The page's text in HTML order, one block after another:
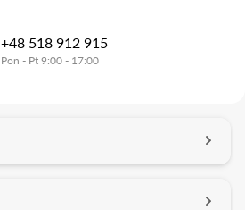
+48 518 912 915
Pon - Pt 9:00 - 17:00